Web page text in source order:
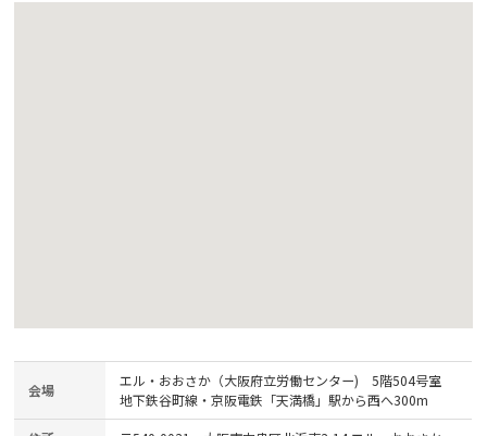
会場
エル・おおさか（大阪府立労働センター) 5階504号室
地下鉄谷町線・京阪電鉄「天満橋」駅から西へ300m